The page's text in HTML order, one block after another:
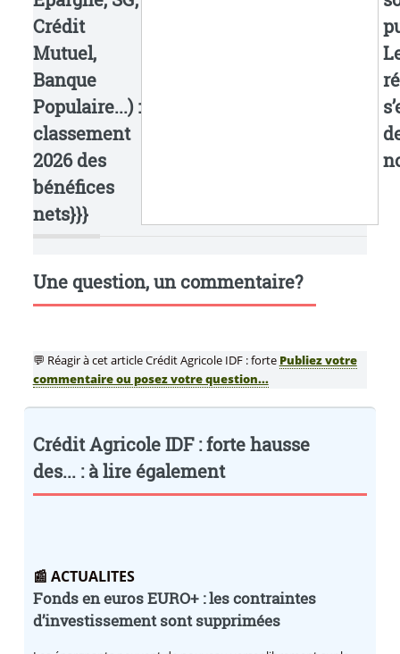
Crédit
Mutuel,
Banque
Populaire...) :
classement
2026 des
bénéfices
nets}}}
Une question, un commentaire?
💬 Réagir à cet article Crédit Agricole IDF : forte Publiez votre
commentaire ou posez votre question...
Crédit Agricole IDF : forte hausse
des... : à lire également
📰 ACTUALITES
Fonds en euros EURO+ : les contraintes
d’investissement sont supprimées